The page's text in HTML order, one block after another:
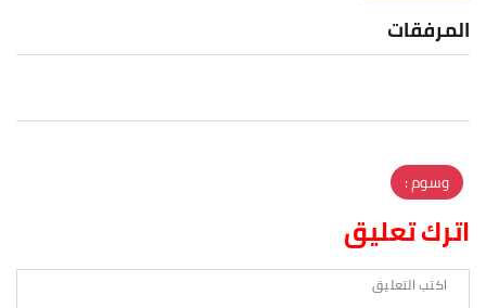
المرفقات
وسوم :
اترك تعليق